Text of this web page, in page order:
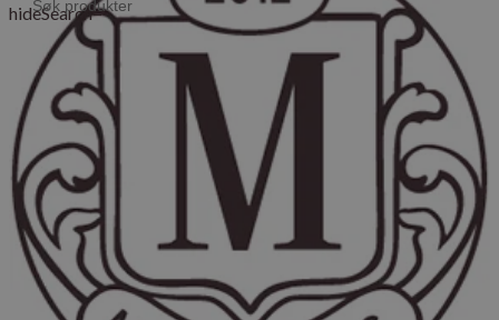
hideSearch=
Sesong
Råvarer, måltider og tradisjoner som følger årstidene.